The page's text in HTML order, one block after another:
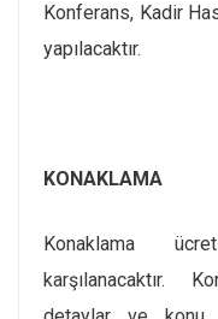
Konferans, Kadir
yapılacaktır.
KONAKLAMA
Konaklama
karşılanacaktır.